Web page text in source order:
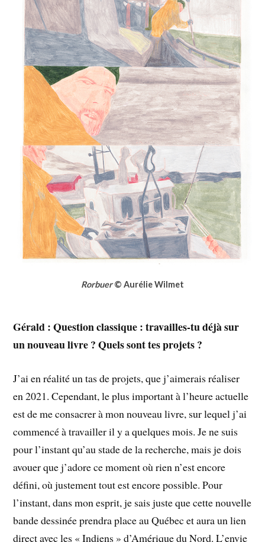
Rorbuer© Aurélie Wilmet
Gérald : Question classique : travailles-tu déjà sur
un nouveau livre ? Quels sont tes projets ?
J’ai en réalité un tas de projets, que j’aimerais réaliser
en 2021. Cependant, le plus important à l’heure actuelle
est de me consacrer à mon nouveau livre, sur lequel j’ai
commencé à travailler il y a quelques mois. Je ne suis
pour l’instant qu’au stade de la recherche, mais je dois
avouer que j’adore ce moment où rien n’est encore
défini, où justement tout est encore possible. Pour
l’instant, dans mon esprit, je sais juste que cette nouvelle
bande dessinée prendra place au Québec et aura un lien
direct avec les « Indiens » d’Amérique du Nord. L’envie